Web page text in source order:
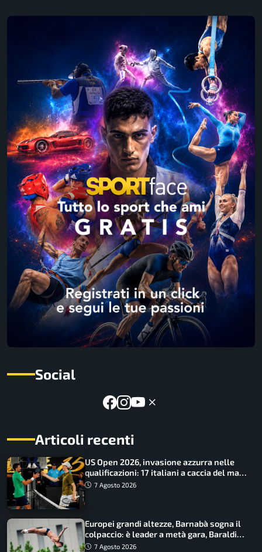
Social
Articoli recenti
US Open 2026, invasione azzurra nelle
qualificazioni: 17 italiani a caccia del main
draw7 Agosto 2026
Europei grandi altezze, Barnabà sogna il
colpaccio: è leader a metà gara, Baraldi
ancora in corsa
7 Agosto 2026